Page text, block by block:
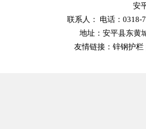
安
联系人： 电话：0318-
地址：安平县东黄
友情链接：锌钢护栏